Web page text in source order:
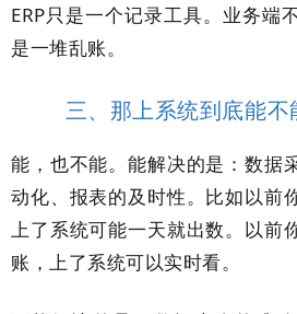
ERP只是一个记录工具。业务端
是一堆乱账。
三、那上系统到底能不
能，也不能。能解决的是：数据
动化、报表的及时性。比如以前
上了系统可能一天就出数。以前
账，上了系统可以实时看。